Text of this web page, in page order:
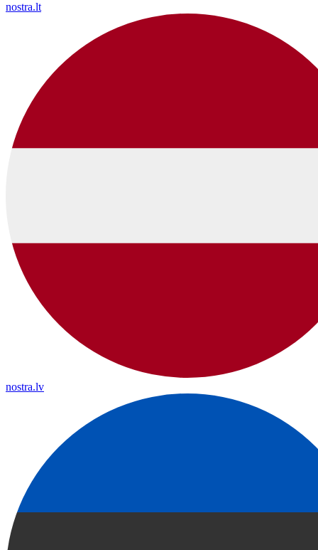
nostra.lt
nostra.lv